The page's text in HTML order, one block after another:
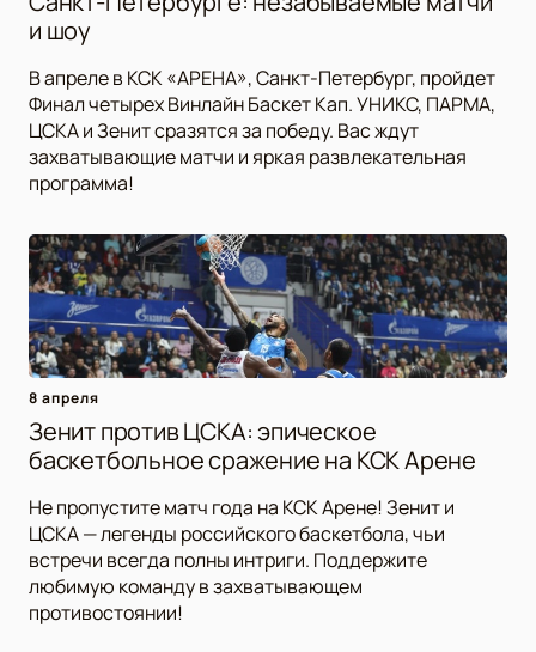
и шоу
В апреле в КСК «АРЕНА», Санкт-Петербург, пройдет
Финал четырех Винлайн Баскет Кап. УНИКС, ПАРМА,
ЦСКА и Зенит сразятся за победу. Вас ждут
захватывающие матчи и яркая развлекательная
программа!
8 апреля
Зенит против ЦСКА: эпическое
баскетбольное сражение на КСК Арене
Не пропустите матч года на КСК Арене! Зенит и
ЦСКА — легенды российского баскетбола, чьи
встречи всегда полны интриги. Поддержите
любимую команду в захватывающем
противостоянии!